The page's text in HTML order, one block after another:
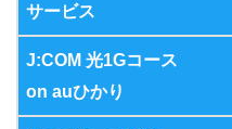
サービス
J:COM 光1Gコース
on auひかり